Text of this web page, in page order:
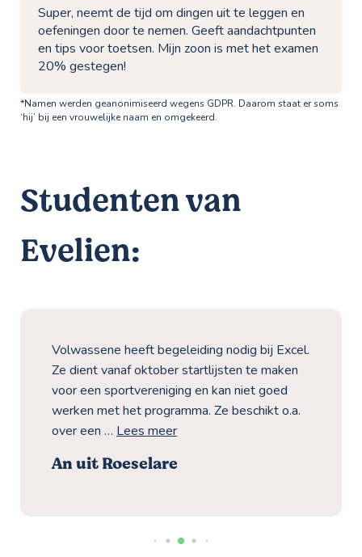
Super, neemt de tijd om dingen uit te leggen en
oefeningen door te nemen. Geeft aandachtpunten
en tips voor toetsen. Mijn zoon is met het examen
20% gestegen!
*Namen werden geanonimiseerd wegens GDPR. Daarom staat er soms
‘hij’ bij een vrouwelijke naam en omgekeerd.
Studenten van
Evelien:
Volwassene heeft begeleiding nodig bij Excel.
Ze dient vanaf oktober startlijsten te maken
voor een sportvereniging en kan niet goed
werken met het programma. Ze beschikt o.a.
over een … Lees meer
An uit Roeselare